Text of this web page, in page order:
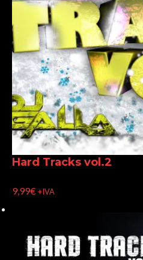
Hard Tracks vol.2
9,99€ +IVA